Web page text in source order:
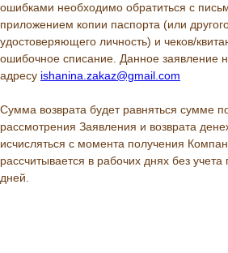
ошибками необходимо обратиться с
приложением копии паспорта (или
удостоверяющего личность) и чеков/
ошибочное списание. Данное заявление
адресу ishanina.zakaz@gmail.com
Сумма возврата будет равняться сумме
рассмотрения Заявления и возврата
исчисляться с момента получения
рассчитывается в рабочих днях без
дней.